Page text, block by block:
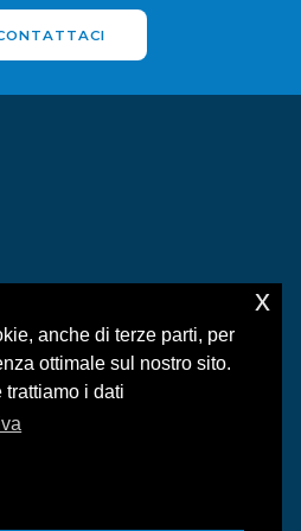
anche di terze parti, per
ottimale sul nostro sito.
trattiamo i dati
x